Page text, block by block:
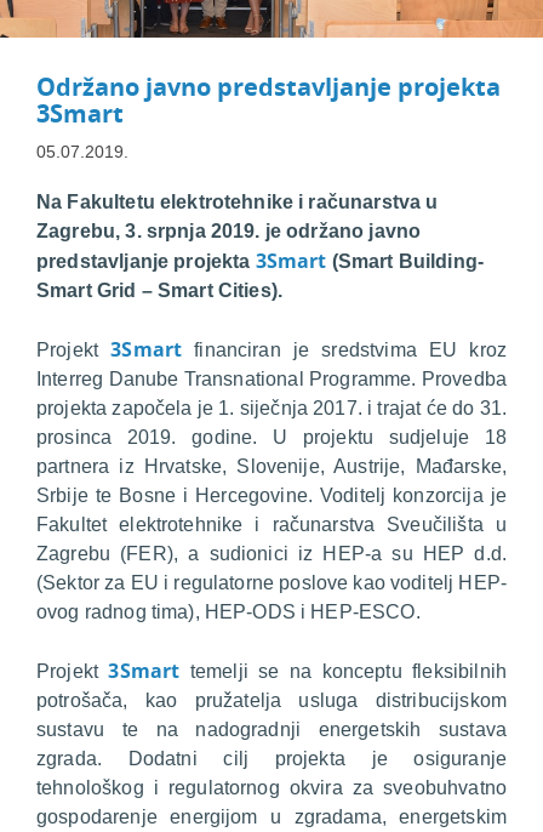
Održano javno predstavljanje projekta
3Smart
05.07.2019.
Na Fakultetu elektrotehnike i računarstva u
Zagrebu, 3. srpnja 2019. je održano javno
predstavljanje projekta 3Smart (Smart Building-
Smart Grid – Smart Cities).
Projekt3Smart financiran je sredstvima EU kroz
Interreg Danube Transnational Programme. Provedba
projekta započela je 1. siječnja 2017. i trajat će do 31.
prosinca 2019. godine. U projektu sudjeluje 18
partnera iz Hrvatske, Slovenije, Austrije, Mađarske,
Srbije te Bosne i Hercegovine. Voditelj konzorcija je
Fakultet elektrotehnike i računarstva Sveučilišta u
Zagrebu (FER), a sudionici iz HEP-a su HEP d.d.
(Sektor za EU i regulatorne poslove kao voditelj HEP-
ovog radnog tima), HEP-ODS i HEP-ESCO.
Projekt3Smart temelji se na konceptu fleksibilnih
potrošača, kao pružatelja usluga distribucijskom
sustavu te na nadogradnji energetskih sustava
zgrada. Dodatni cilj projekta je osiguranje
tehnološkog i regulatornog okvira za sveobuhvatno
gospodarenje energijom u zgradama, energetskim